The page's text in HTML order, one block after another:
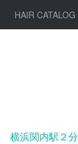
HAIR CATALOG
横浜関内駅２